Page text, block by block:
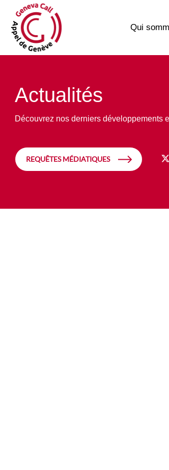
Qui
Actualités
Découvrez nos derniers développements
REQUÊTES MÉDIATIQUES